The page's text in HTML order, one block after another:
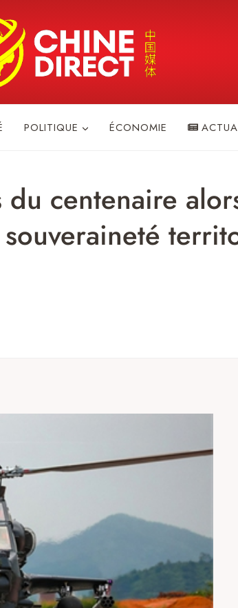
POLITIQUE ÉCONOMIE
du centenaire